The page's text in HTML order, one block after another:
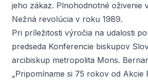
jeho zákaz. Plnohodnotné oživenie
Nežná revolúcia v roku 1989.
Pri príležitosti výročia na udalosti
predseda Konferencie biskupov
arcibiskup metropolita Mons.
„Pripomíname si 75 rokov od Akcie